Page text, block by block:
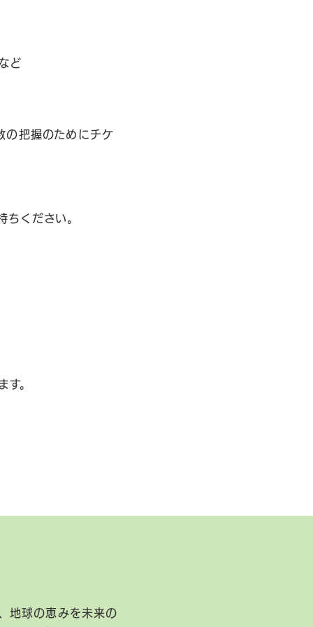
ど
の把握のためにチケ
ください。
す。
地球の恵みを未来の